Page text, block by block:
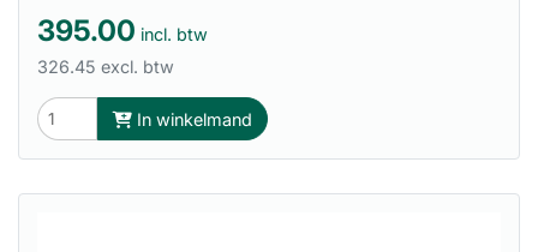
395.00 incl. btw
326.45 excl. btw
In winkelmand